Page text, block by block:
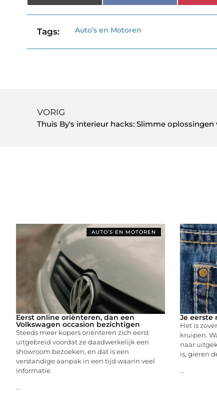
Tags: Auto’s en Motoren
VORIG
Thuis By's interieur hacks: Slimme
AUTO’S EN MOTOREN
Eerst online oriënteren, dan een
Volkswagen occasion bezichtigen
Steeds meer kopers oriënteren zich eerst
uitgebreid voordat ze daadwerkelijk een
showroom bezoeken, en dat is een
verstandige aanpak in een tijd waarin veel
informatie
...
Je eerste
Het is
kruipen.
naar
is, gieren
...